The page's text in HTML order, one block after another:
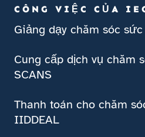
CÔNG VIỆC CỦA
Giảng dạy chăm sóc
Cung cấp dịch vụ chăm
SCANS
Thanh toán cho chăm
IIDDEAL